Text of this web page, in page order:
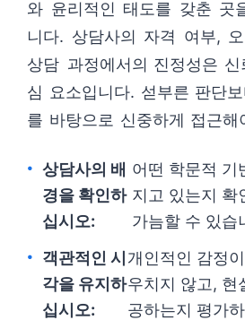
와 윤리적인 태도를 갖춘 곳
니다. 상담사의 자격 여부,
상담 과정에서의 진정성은
심 요소입니다. 섣부른 판단
를 바탕으로 신중하게 접근해
상담사의 배
경을 확인하
십시오:
어떤 학문적 기
지고 있는지 확
가늠할 수 있습
객관적인 시
각을 유지하
십시오:
개인적인 감정
우치지 않고, 현
공하는지 평가